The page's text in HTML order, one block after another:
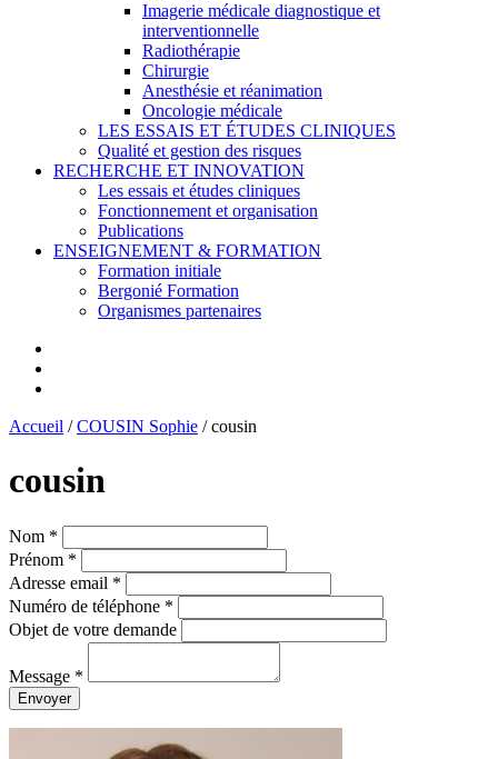
Imagerie médicale diagnostique et
interventionnelle
Radiothérapie
Chirurgie
Anesthésie et réanimation
Oncologie médicale
LES ESSAIS ET ÉTUDES CLINIQUES
Qualité et gestion des risques
RECHERCHE ET INNOVATION
Les essais et études cliniques
Fonctionnement et organisation
Publications
ENSEIGNEMENT & FORMATION
Formation initiale
Bergonié Formation
Organismes partenaires
Accueil /COUSIN Sophie /cousin
cousin
Nom *
Prénom *
Adresse email *
Numéro de téléphone *
Objet de votre demande
Message *
Envoyer